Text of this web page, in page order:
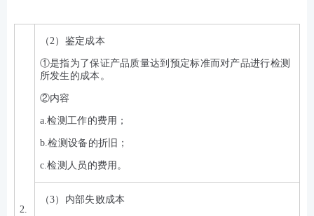
2.
（2）鉴定成本
①是指为了保证产品质量达到预定标准而对产品进行检测
所发生的成本。
②内容
a.检测工作的费用；
b.检测设备的折旧；
c.检测人员的费用。
（3）内部失败成本